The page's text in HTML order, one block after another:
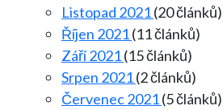
Listopad 2021(20 článků)
Říjen 2021(11 článků)
Září 2021(15 článků)
Srpen 2021(2 článků)
Červenec 2021(5 článků)